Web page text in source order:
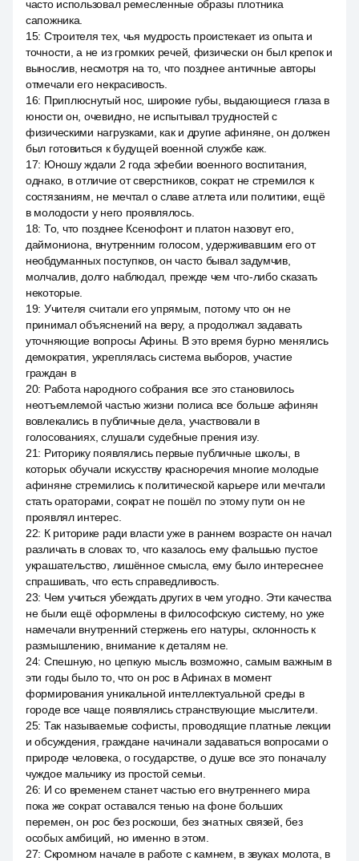
часто использовал ремесленные образы плотника
сапожника.
15: Строителя тех, чья мудрость проистекает из опыта и
точности, а не из громких речей, физически он был крепок и
вынослив, несмотря на то, что позднее античные авторы
отмечали его некрасивость.
16: Приплюснутый нос, широкие губы, выдающиеся глаза в
юности он, очевидно, не испытывал трудностей с
физическими нагрузками, как и другие афиняне, он должен
был готовиться к будущей военной службе каж.
17: Юношу ждали 2 года эфебии военного воспитания,
однако, в отличие от сверстников, сократ не стремился к
состязаниям, не мечтал о славе атлета или политики, ещё
в молодости у него проявлялось.
18: То, что позднее Ксенофонт и платон назовут его,
даймониона, внутренним голосом, удерживавшим его от
необдуманных поступков, он часто бывал задумчив,
молчалив, долго наблюдал, прежде чем что-либо сказать
некоторые.
19: Учителя считали его упрямым, потому что он не
принимал объяснений на веру, а продолжал задавать
уточняющие вопросы Афины. В это время бурно менялись
демократия, укреплялась система выборов, участие
граждан в
20: Работа народного собрания все это становилось
неотъемлемой частью жизни полиса все больше афинян
вовлекались в публичные дела, участвовали в
голосованиях, слушали судебные прения изу.
21: Риторику появлялись первые публичные школы, в
которых обучали искусству красноречия многие молодые
афиняне стремились к политической карьере или мечтали
стать ораторами, сократ не пошёл по этому пути он не
проявлял интерес.
22: К риторике ради власти уже в раннем возрасте он начал
различать в словах то, что казалось ему фальшью пустое
украшательство, лишённое смысла, ему было интереснее
спрашивать, что есть справедливость.
23: Чем учиться убеждать других в чем угодно. Эти качества
не были ещё оформлены в философскую систему, но уже
намечали внутренний стержень его натуры, склонность к
размышлению, внимание к деталям не.
24: Спешную, но цепкую мысль возможно, самым важным в
эти годы было то, что он рос в Афинах в момент
формирования уникальной интеллектуальной среды в
городе все чаще появлялись странствующие мыслители.
25: Так называемые софисты, проводящие платные лекции
и обсуждения, граждане начинали задаваться вопросами о
природе человека, о государстве, о душе все это поначалу
чуждое мальчику из простой семьи.
26: И со временем станет частью его внутреннего мира
пока же сократ оставался тенью на фоне больших
перемен, он рос без роскоши, без знатных связей, без
особых амбиций, но именно в этом.
27: Скромном начале в работе с камнем, в звуках молота, в